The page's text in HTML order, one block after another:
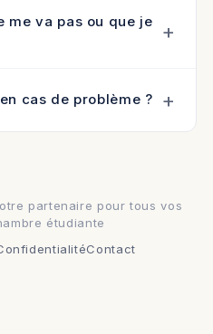
me va pas ou que je
cas de problème ?
partenaire pour tous vos
étudiante
Contact